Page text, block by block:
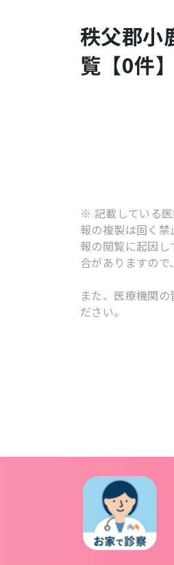
秩父郡小
覧【0件】
※ 記載している
報の複製は固く
報の閲覧に起因
合がありますので
また、医療機関
ださい。